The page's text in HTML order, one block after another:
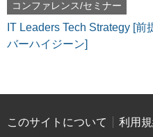
コンファレンス/セミナー
IT Leaders Tech Strategy [
バーハイジーン]
このサイトについて 利用